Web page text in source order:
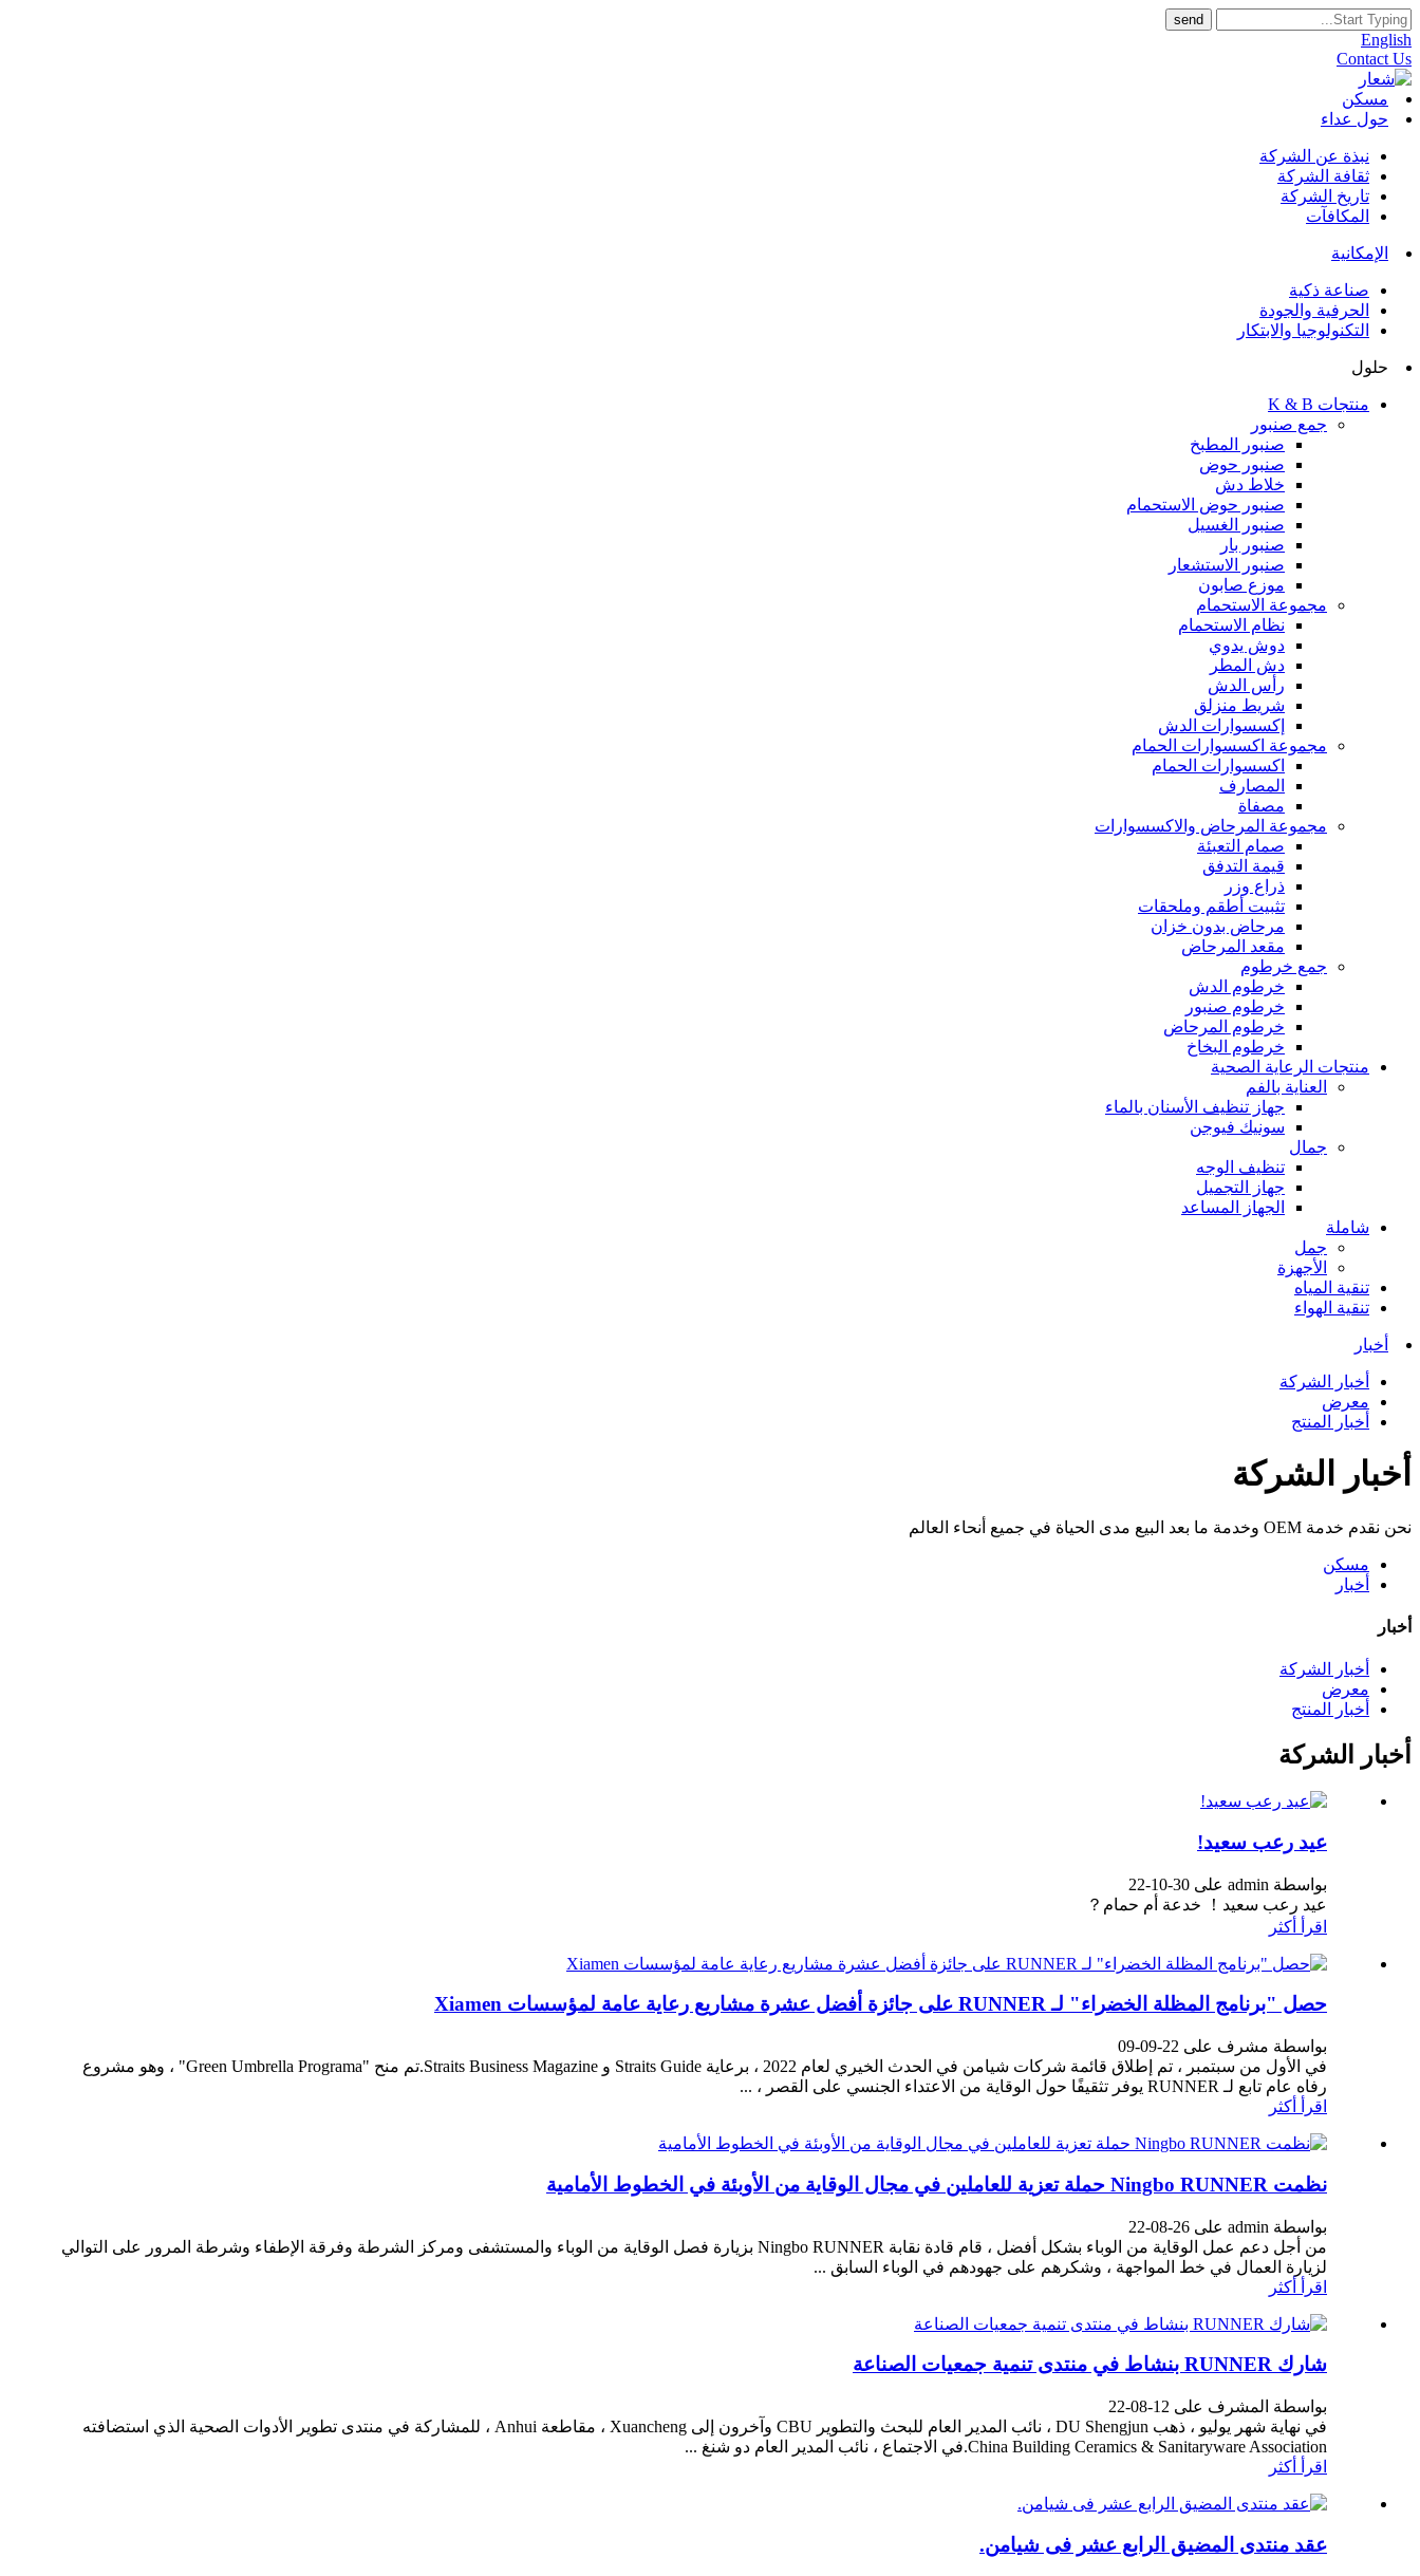
English
Contact Us
مسكن
حول عداء
نبذة عن الشركة
ثقافة الشركة
تاريخ الشركة
المكافآت
الإمكانية
صناعة ذكية
الحرفية والجودة
التكنولوجيا والابتكار
حلول
منتجات K & B
جمع صنبور
صنبور المطبخ
صنبور حوض
خلاط دش
صنبور حوض الاستحمام
صنبور الغسيل
صنبور بار
صنبور الاستشعار
موزع صابون
مجموعة الاستحمام
نظام الاستحمام
دوش يدوي
دش المطر
رأس الدش
شريط منزلق
إكسسوارات الدش
مجموعة اكسسوارات الحمام
اكسسوارات الحمام
المصارف
مصفاة
مجموعة المرحاض والاكسسوارات
صمام التعبئة
قيمة التدفق
ذراع وزر
تثبيت أطقم وملحقات
مرحاض بدون خزان
مقعد المرحاض
جمع خرطوم
خرطوم الدش
خرطوم صنبور
خرطوم المرحاض
خرطوم البخاخ
منتجات الرعاية الصحية
العناية بالفم
جهاز تنظيف الأسنان بالماء
سونيك فيوجن
جمال
تنظيف الوجه
جهاز التجميل
الجهاز المساعد
شاملة
جمل
الأجهزة
تنقية المياه
تنقية الهواء
أخبار
أخبار الشركة
معرض
أخبار المنتج
أخبار الشركة
نحن نقدم خدمة OEM وخدمة ما بعد البيع مدى الحياة في جميع أنحاء العالم
مسكن
أخبار
أخبار
أخبار الشركة
معرض
أخبار المنتج
أخبار الشركة
عيد رعب سعيد!
بواسطة admin على 30-10-22
عيد رعب سعيد！ خدعة أم حمام？
اقرأ أكثر
حصل "برنامج المظلة الخضراء" لـ RUNNER على جائزة أفضل عشرة مشاريع رعاية عامة لمؤسسات Xiamen
بواسطة مشرف على 22-09-09
في الأول من سبتمبر ، تم إطلاق قائمة شركات شيامن في الحدث الخيري لعام 2022 ، برعاية Straits Guide و Straits Business Magazine.تم منح "Green Umbrella Programa" ، وهو مشروع
رفاه عام تابع لـ RUNNER يوفر تثقيفًا حول الوقاية من الاعتداء الجنسي على القصر ، ...
اقرأ أكثر
نظمت Ningbo RUNNER حملة تعزية للعاملين في مجال الوقاية من الأوبئة في الخطوط الأمامية
بواسطة admin على 26-08-22
من أجل دعم عمل الوقاية من الوباء بشكل أفضل ، قام قادة نقابة Ningbo RUNNER بزيارة فصل الوقاية من الوباء والمستشفى ومركز الشرطة وفرقة الإطفاء وشرطة المرور على التوالي
لزيارة العمال في خط المواجهة ، وشكرهم على جهودهم في الوباء السابق ...
اقرأ أكثر
شارك RUNNER بنشاط في منتدى تنمية جمعيات الصناعة
بواسطة المشرف على 12-08-22
في نهاية شهر يوليو ، ذهب DU Shengjun ، نائب المدير العام للبحث والتطوير CBU وآخرون إلى Xuancheng ، مقاطعة Anhui ، للمشاركة في منتدى تطوير الأدوات الصحية الذي استضافته
China Building Ceramics & Sanitaryware Association.في الاجتماع ، نائب المدير العام دو شنغ ...
اقرأ أكثر
عقد منتدى المضيق الرابع عشر فى شيامن.